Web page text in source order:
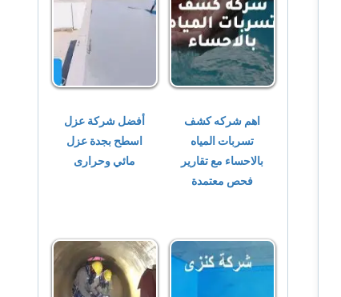
اهم شركه كشف
تسربات المياه
بالاحساء مع تقارير
فحص معتمدة
أفضل شركة عزل
اسطح بجدة عزل
مائي وحرارى